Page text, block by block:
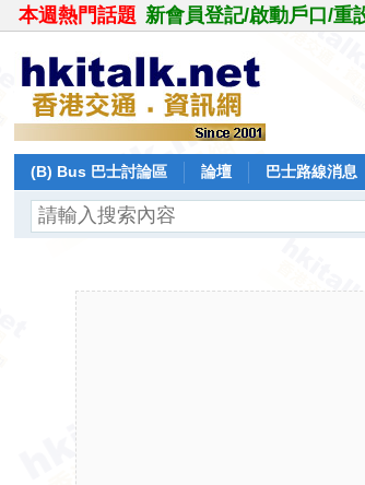
本週熱門話題 新會員登記/啟動戶口/重
(B) Bus 巴士討論區 論壇 巴士路線消息